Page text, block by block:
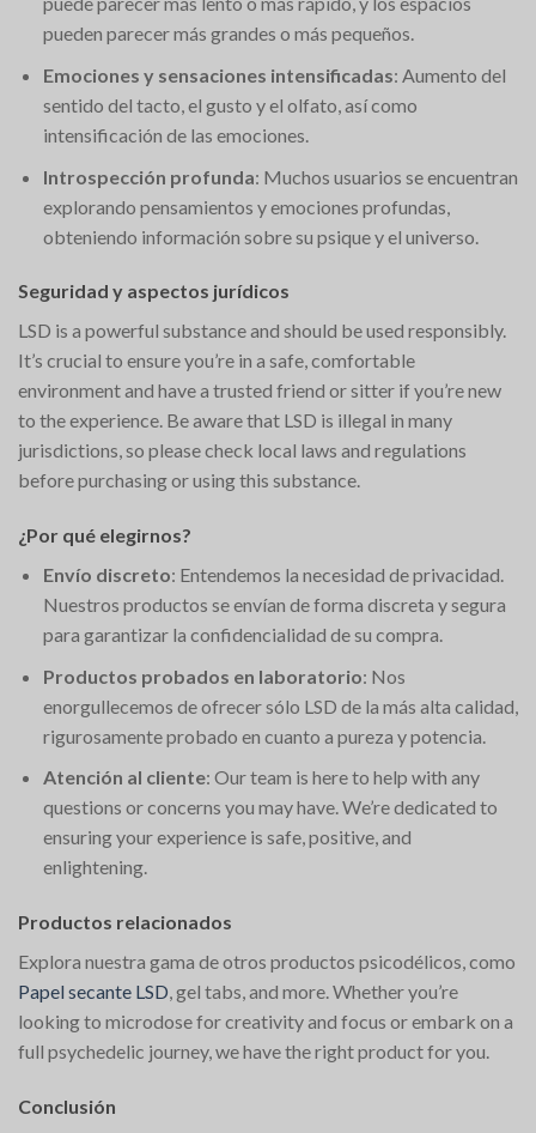
pueden parecer más grandes o más pequeños.
Emociones y sensaciones intensificadas: Aumento del
sentido del tacto, el gusto y el olfato, así como
intensificación de las emociones.
Introspección profunda: Muchos usuarios se encuentran
explorando pensamientos y emociones profundas,
obteniendo información sobre su psique y el universo.
Seguridad y aspectos jurídicos
LSD is a powerful substance and should be used responsibly.
It’s crucial to ensure you’re in a safe, comfortable
environment and have a trusted friend or sitter if you’re new
to the experience. Be aware that LSD is illegal in many
jurisdictions, so please check local laws and regulations
before purchasing or using this substance.
¿Por qué elegirnos?
Envío discreto: Entendemos la necesidad de privacidad.
Nuestros productos se envían de forma discreta y segura
para garantizar la confidencialidad de su compra.
Productos probados en laboratorio: Nos
enorgullecemos de ofrecer sólo LSD de la más alta calidad,
rigurosamente probado en cuanto a pureza y potencia.
Atención al cliente: Our team is here to help with any
questions or concerns you may have. We’re dedicated to
ensuring your experience is safe, positive, and
enlightening.
Productos relacionados
Explora nuestra gama de otros productos psicodélicos, como
Papel secante LSD, gel tabs, and more. Whether you’re
looking to microdose for creativity and focus or embark on a
full psychedelic journey, we have the right product for you.
Conclusión